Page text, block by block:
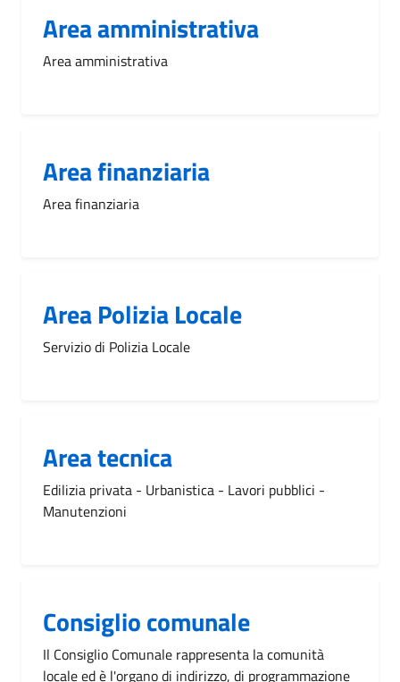
Area amministrativa
Area amministrativa
Area finanziaria
Area finanziaria
Area Polizia Locale
Servizio di Polizia Locale
Area tecnica
Edilizia privata - Urbanistica - Lavori pubblici -
Manutenzioni
Consiglio comunale
Il Consiglio Comunale rappresenta la comunità
locale ed è l'organo di indirizzo, di programmazione